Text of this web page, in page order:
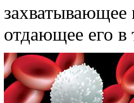
захватывающее
отдающее его в